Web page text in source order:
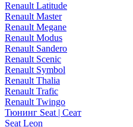
Renault Latitude
Renault Master
Renault Megane
Renault Modus
Renault Sandero
Renault Scenic
Renault Symbol
Renault Thalia
Renault Trafic
Renault Twingo
Тюнинг Seat | Сеат
Seat Leon